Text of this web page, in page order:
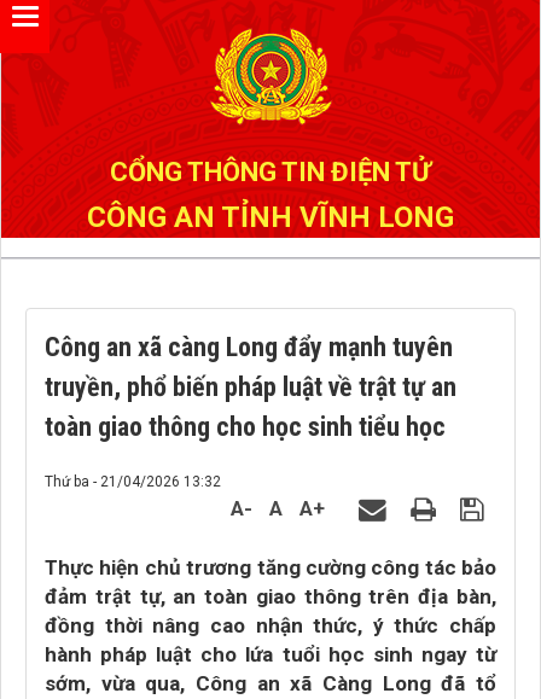
CỔNG THÔNG TIN ĐIỆN TỬ
CÔNG AN TỈNH VĨNH LONG
Công an xã càng Long đẩy mạnh tuyên
truyền, phổ biến pháp luật về trật tự an
toàn giao thông cho học sinh tiểu học
Thứ ba - 21/04/2026 13:32
A- A A+
Thực hiện chủ trương tăng cường công tác bảo
đảm trật tự, an toàn giao thông trên địa bàn,
đồng thời nâng cao nhận thức, ý thức chấp
hành pháp luật cho lứa tuổi học sinh ngay từ
sớm, vừa qua, Công an xã Càng Long đã tổ